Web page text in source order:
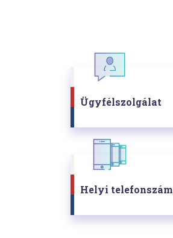
Ügyfélszolgálat
Helyi telefonszám